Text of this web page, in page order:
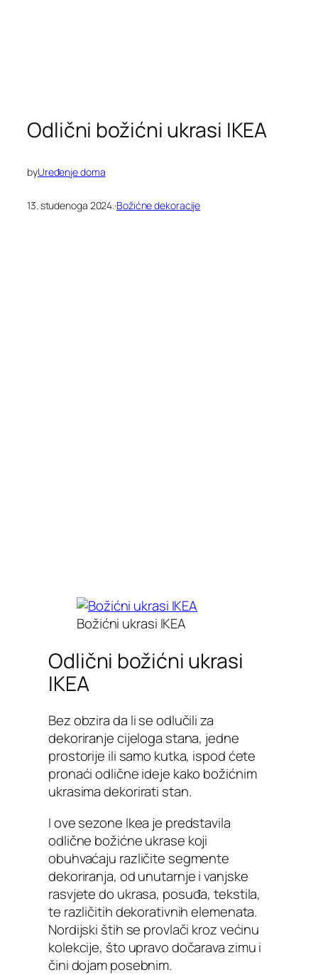
Odlični božićni ukrasi IKEA
byUređenje doma
13. studenoga 2024.·Božićne dekoracije
Božićni ukrasi IKEA
Odlični božićni ukrasi
IKEA
Bez obzira da li se odlučili za
dekoriranje cijeloga stana, jedne
prostorije ili samo kutka, ispod ćete
pronaći odlične ideje kako božićnim
ukrasima dekorirati stan.
I ove sezone Ikea je predstavila
odlične božićne ukrase koji
obuhvaćaju različite segmente
dekoriranja, od unutarnje i vanjske
rasvjete do ukrasa, posuđa, tekstila,
te različitih dekorativnih elemenata.
Nordijski štih se provlači kroz većinu
kolekcije, što upravo dočarava zimu i
čini dojam posebnim.